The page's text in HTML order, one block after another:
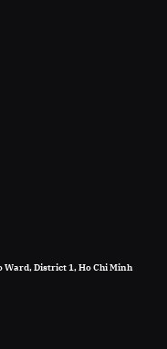
Ward, District 1, Ho Chi Minh